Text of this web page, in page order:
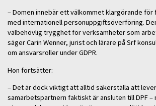
– Domen innebär ett välkommet klargörande
med internationell personuppgiftsöverföring.
välbehövlig trygghet för verksamheter som
säger Carin Wenner, jurist och lärare på Srf
om ansvarsroller under GDPR.
Hon fortsätter:
– Det är dock viktigt att alltid säkerställa att
samarbetspartnern faktiskt är ansluten till DPF –